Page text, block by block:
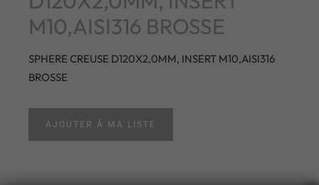
M10,AISI316 BROSSE
SPHERE CREUSE D120X2,0MM, INSERT M10,AISI316
BROSSE
AJOUTER À MA LISTE